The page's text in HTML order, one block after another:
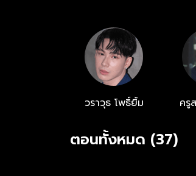
รางวัลปุ๊บ!
วราวุธ โพธิ์ยิ้ม ค
ตอนทั้งหมด (37)